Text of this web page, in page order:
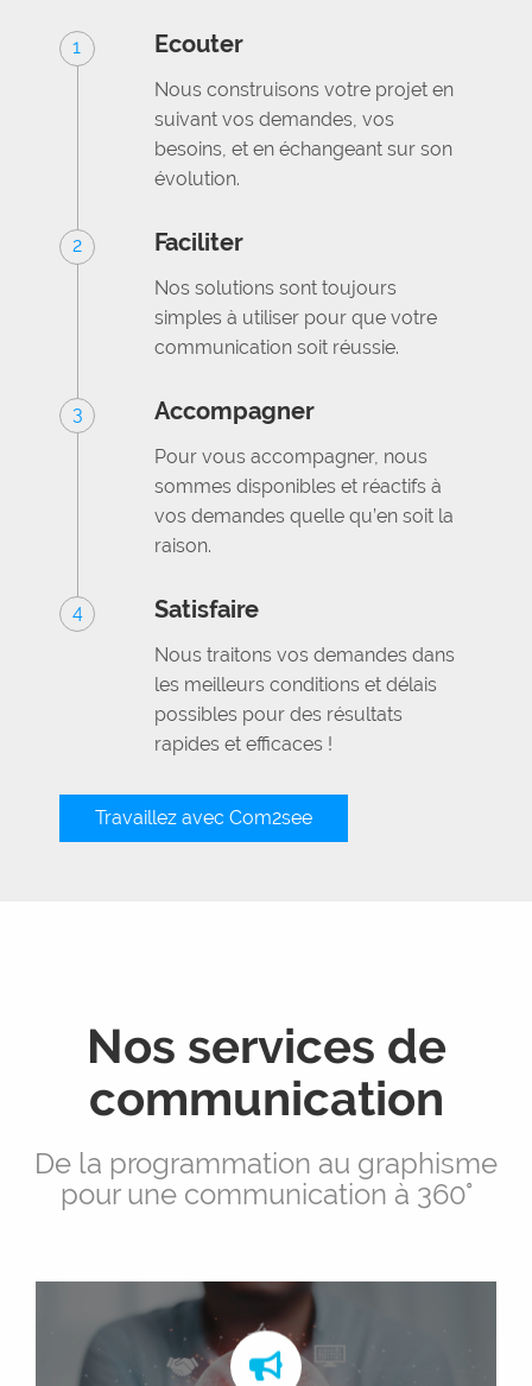
1 Ecouter
Nous construisons votre projet en
suivant vos demandes, vos
besoins, et en échangeant sur son
évolution.
2 Faciliter
Nos solutions sont toujours
simples à utiliser pour que votre
communication soit réussie.
3 Accompagner
Pour vous accompagner, nous
sommes disponibles et réactifs à
vos demandes quelle qu’en soit la
raison.
4 Satisfaire
Nous traitons vos demandes dans
les meilleurs conditions et délais
possibles pour des résultats
rapides et efficaces !
Travaillez avec Com2see
Nos services de
communication
De la programmation au graphisme
pour une communication à 360°
Pôle Com